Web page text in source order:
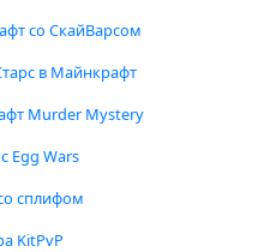
со СкайВарсом
в Майнкрафт
Murder Mystery
Egg Wars
сплифом
KitPvP